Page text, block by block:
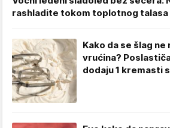
rashladite tokom toplotnog talasa
Kako da se šlag
vrućina?
dodaju 1 kremasti